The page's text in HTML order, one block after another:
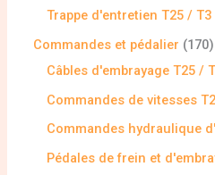
Trappe d'entretien T25 / T3
Commandes et pédalier
170
Câbles d'embrayage T25 /
Commandes de vitesses
Commandes hydraulique
Pédales de frein et